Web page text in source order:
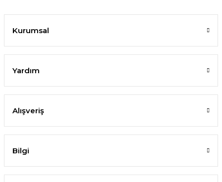
Kurumsal
Yardım
Alışveriş
Bilgi